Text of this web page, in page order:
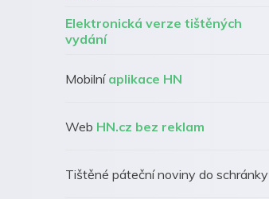
Elektronická verze tištěných
vydání
Mobilní aplikace HN
Web HN.cz bez reklam
Tištěné páteční noviny do schránky